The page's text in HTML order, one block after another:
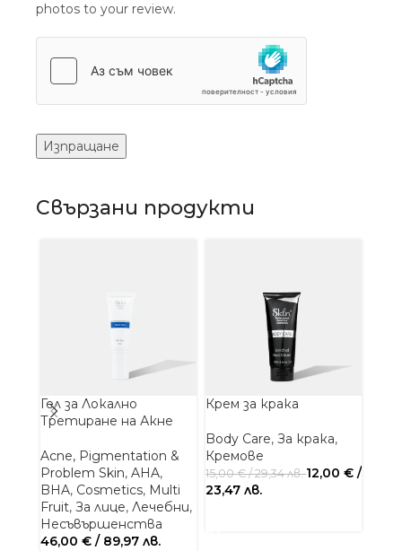
photos to your review.
Свързани продукти
Гел за Локално
Третиране на Акне
Acne, Pigmentation &
Problem Skin, AHA,
BHA, Cosmetics, Multi
Fruit, За лице, Лечебни,
Несъвършенства
46,00 € / 89,97 лв.
Крем за крака
Body Care, За крака,
Кремове
15,00€/ 29,34 лв.12,00 € /
23,47 лв.